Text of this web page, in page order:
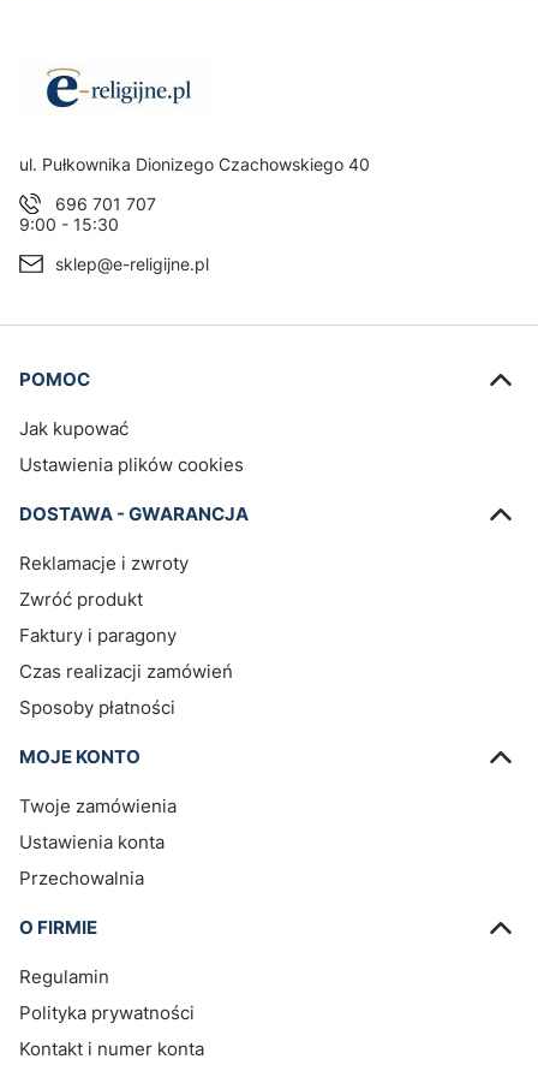
Adres:
ul. Pułkownika Dionizego Czachowskiego 40
696 701 707
9:00 - 15:30
sklep@e-religijne.pl
Linki w stopce
POMOC
Jak kupować
Ustawienia plików cookies
DOSTAWA - GWARANCJA
Reklamacje i zwroty
Zwróć produkt
Faktury i paragony
Czas realizacji zamówień
Sposoby płatności
MOJE KONTO
Twoje zamówienia
Ustawienia konta
Przechowalnia
O FIRMIE
Regulamin
Polityka prywatności
Kontakt i numer konta